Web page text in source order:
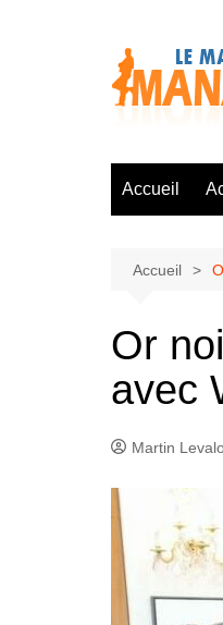
Accueil
Accueil
Or
avec
Martin